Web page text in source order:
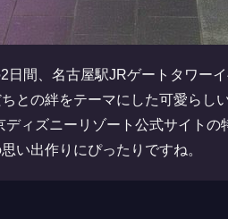
間、名古屋駅JRゲートタワー
との絆をテーマにした可愛らし
ィズニーリゾート公式サイト
い出作りにぴったりですね。